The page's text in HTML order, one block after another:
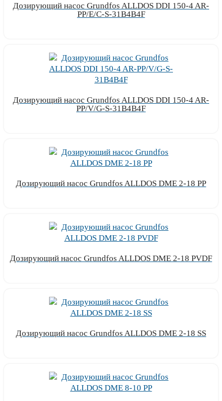
Дозирующий насос Grundfos ALLDOS DDI 150-4 AR-
PP/E/C-S-31B4B4F
Дозирующий насос Grundfos ALLDOS DDI 150-4 AR-
PP/V/G-S-31B4B4F
Дозирующий насос Grundfos ALLDOS DME 2-18 PP
Дозирующий насос Grundfos ALLDOS DME 2-18 PVDF
Дозирующий насос Grundfos ALLDOS DME 2-18 SS